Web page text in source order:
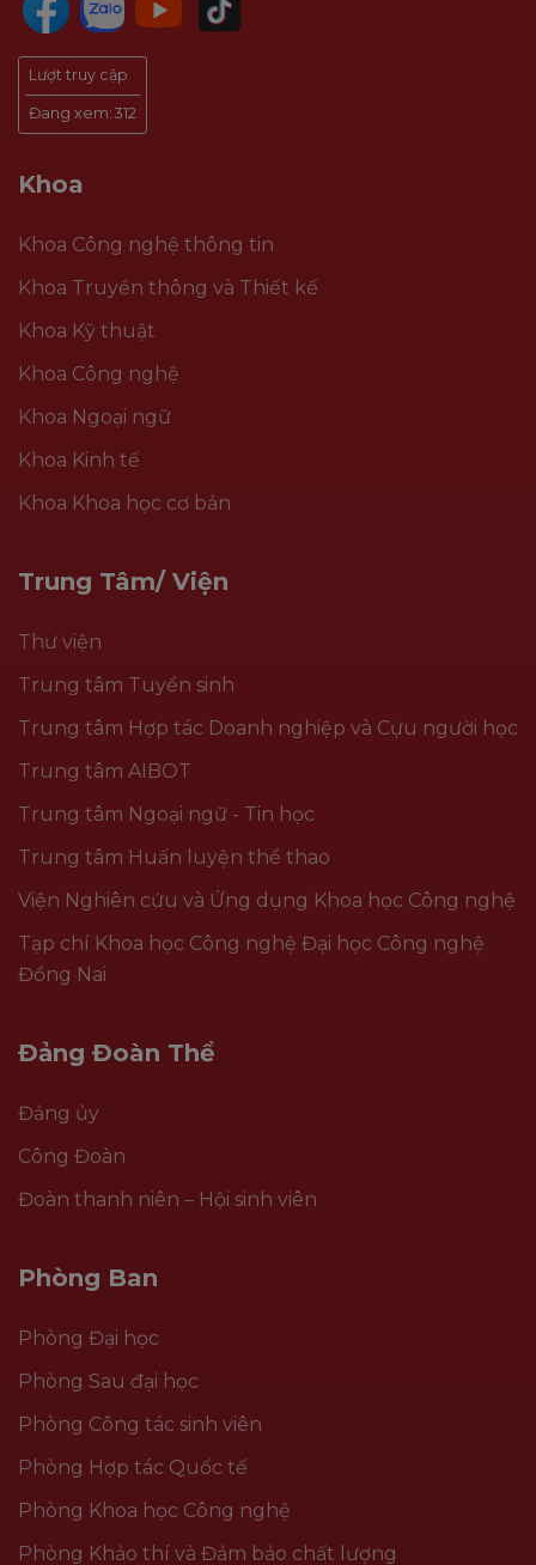
Lượt truy cập
Đang xem: 312
Khoa
Khoa Công nghệ thông tin
Khoa Truyền thông và Thiết kế
Khoa Kỹ thuật
Khoa Công nghệ
Khoa Ngoại ngữ
Khoa Kinh tế
Khoa Khoa học cơ bản
Trung Tâm/ Viện
Thư viện
Trung tâm Tuyển sinh
Trung tâm Hợp tác Doanh nghiệp và Cựu người học
Trung tâm AIBOT
Trung tâm Ngoại ngữ - Tin học
Trung tâm Huấn luyện thể thao
Viện Nghiên cứu và Ứng dụng Khoa học Công nghệ
Tạp chí Khoa học Công nghệ Đại học Công nghệ
Đồng Nai
Đảng Đoàn Thể
Đảng ủy
Công Đoàn
Đoàn thanh niên – Hội sinh viên
Phòng Ban
Phòng Đại học
Phòng Sau đại học
Phòng Công tác sinh viên
Phòng Hợp tác Quốc tế
Phòng Khoa học Công nghệ
Phòng Khảo thí và Đảm bảo chất lượng